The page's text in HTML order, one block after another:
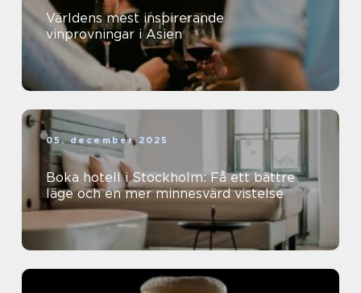
Världens mest inspirerande
vinprovningar i Asien
05. december 2025
Boka hotell i Stockholm: Få ett bättre
läge och en mer minnesvärd vistelse